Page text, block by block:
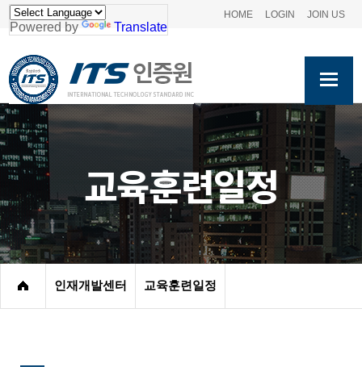
Powered by Translate
HOME LOGIN JOIN US
교육훈련일정
인재개발센터 교육훈련일정